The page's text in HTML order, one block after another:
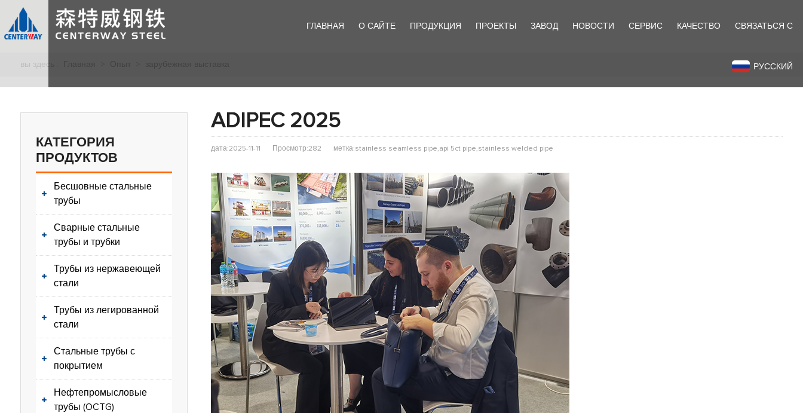
ГЛАВНАЯ О САЙТЕ ПРОДУКЦИЯ ПРОЕКТЫ ЗАВОД НОВОСТИ СЕРВИС КАЧЕСТВО СВЯЗАТЬСЯ С
РУССКИЙ
назад
вы здесь :
КАТЕГОРИЯ
ПРОДУКТОВ
Бесшовные стальные
трубы
Сварные стальные
трубы и трубки
Трубы из нержавеющей
стали
Трубы из легированной
стали
Стальные трубы с
покрытием
Нефтепромысловые
трубы (OCTG)
ADIPEC 2025
дата:2025-11-11 Просмотр:282 метка:stainless seamless pipe,api 5ct pipe,stainless welded pipe